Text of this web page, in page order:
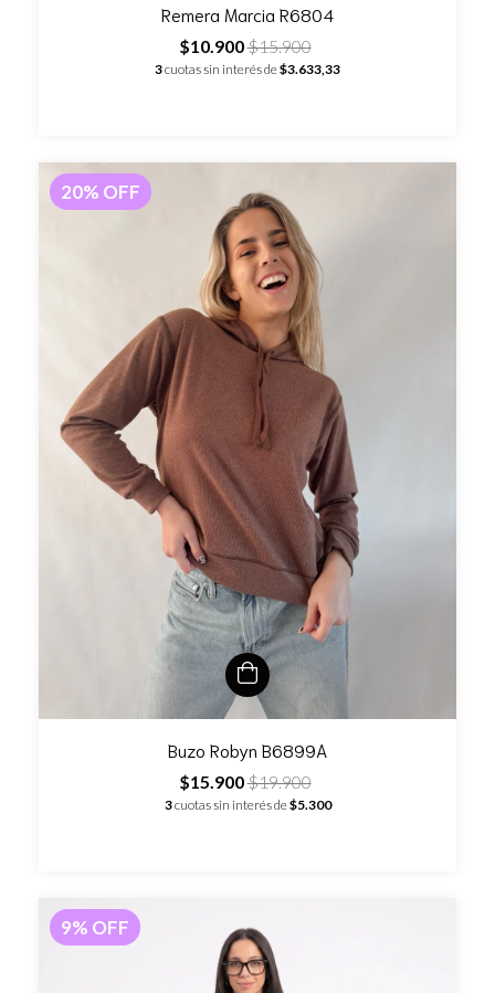
Remera Marcia R6804
$10.900$15.900
3cuotas sin interés de$3.633,33
20% OFF
Buzo Robyn B6899A
$15.900$19.900
3cuotas sin interés de$5.300
9% OFF